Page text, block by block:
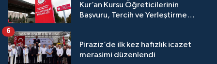
Kur’an Kursu Öğreticilerinin
Başvuru, Tercih ve Yerleştirme
Piraziz’de ilk kez hafızlık icazet
merasimi düzenlendi
6
Uşak Müftülüğü
Van Müftülüğü
Yalova Müftülüğü